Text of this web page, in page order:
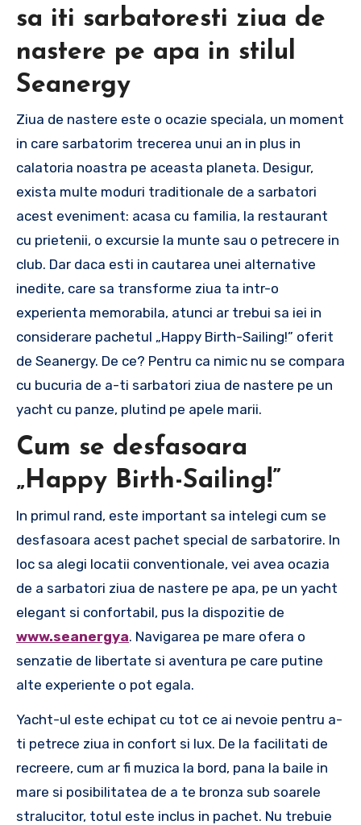
sa iti sarbatoresti ziua de
nastere pe apa in stilul
Seanergy
Ziua de nastere este o ocazie speciala, un moment
in care sarbatorim trecerea unui an in plus in
calatoria noastra pe aceasta planeta. Desigur,
exista multe moduri traditionale de a sarbatori
acest eveniment: acasa cu familia, la restaurant
cu prietenii, o excursie la munte sau o petrecere in
club. Dar daca esti in cautarea unei alternative
inedite, care sa transforme ziua ta intr-o
experienta memorabila, atunci ar trebui sa iei in
considerare pachetul „Happy Birth-Sailing!” oferit
de Seanergy. De ce? Pentru ca nimic nu se compara
cu bucuria de a-ti sarbatori ziua de nastere pe un
yacht cu panze, plutind pe apele marii.
Cum se desfasoara
„Happy Birth-Sailing!”
In primul rand, este important sa intelegi cum se
desfasoara acest pachet special de sarbatorire. In
loc sa alegi locatii conventionale, vei avea ocazia
de a sarbatori ziua de nastere pe apa, pe un yacht
elegant si confortabil, pus la dispozitie de
www.seanergya. Navigarea pe mare ofera o
senzatie de libertate si aventura pe care putine
alte experiente o pot egala.
Yacht-ul este echipat cu tot ce ai nevoie pentru a-
ti petrece ziua in confort si lux. De la facilitati de
recreere, cum ar fi muzica la bord, pana la baile in
mare si posibilitatea de a te bronza sub soarele
stralucitor, totul este inclus in pachet. Nu trebuie